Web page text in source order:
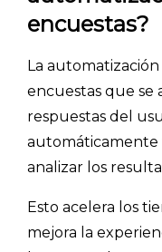
encuestas?
La
encuestas que se
respuestas del
automáticamente
analizar los
Esto acelera los
mejora la